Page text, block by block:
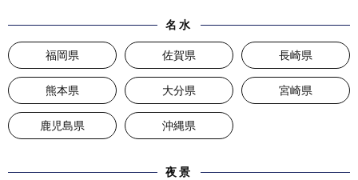
名水
福岡県 佐賀県 長崎県
熊本県 大分県 宮崎県
鹿児島県 沖縄県
夜景